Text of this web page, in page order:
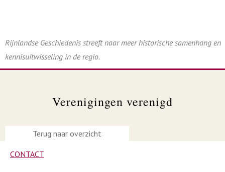
Rijnlandse Geschiedenis streeft naar meer historische samenhang en
kennisuitwisseling in de regio.
Verenigingen verenigd
Terug naar overzicht
CONTACT